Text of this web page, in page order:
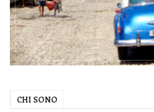
CHI SONO